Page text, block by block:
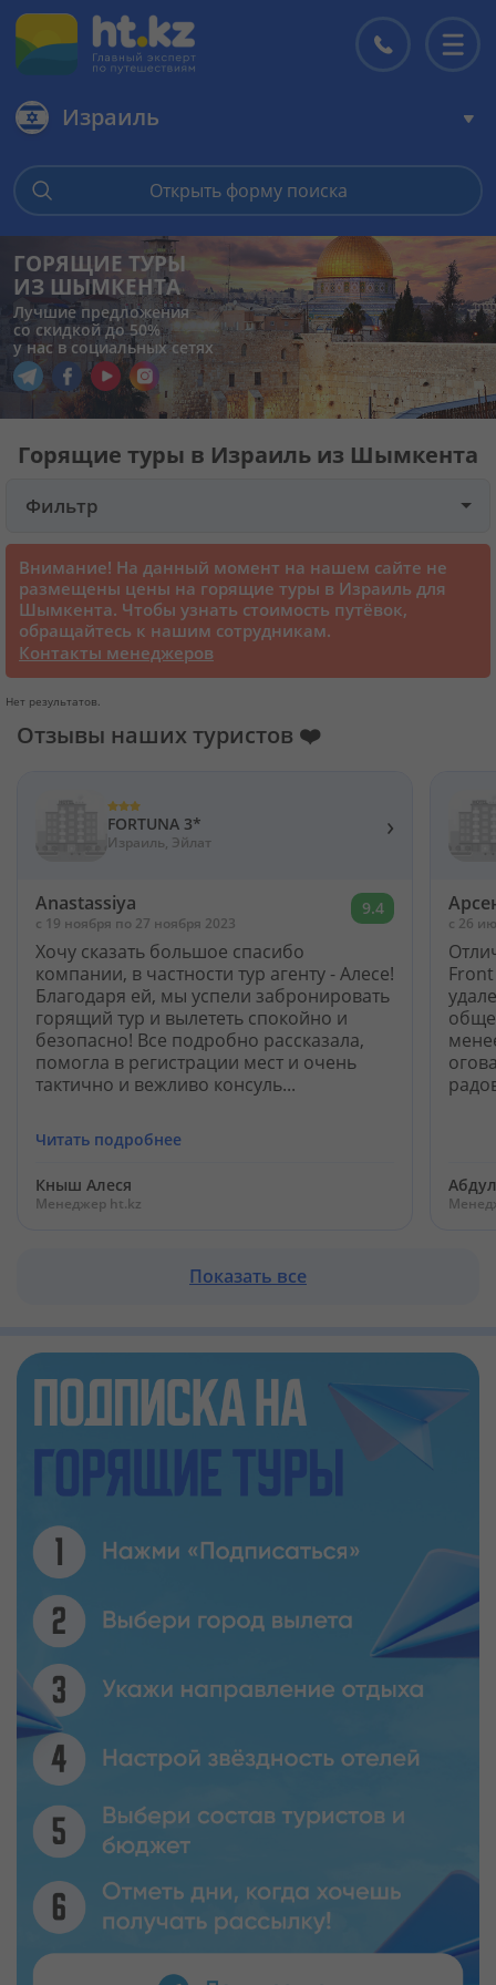
Горящие туры
Цены на туры
Страны
Туры
Круизы
Статьи
70131 отзыв наших туристов
Сертификаты
О нас
Контакты
Кабинет туриста
Валюта: KZT USD EUR
Загрузить приложение из App Store
Израиль
Открыть форму поиска
ГОРЯЩИЕ ТУРЫ
ИЗ ШЫМКЕНТА
Лучшие предложения
со скидкой до 50%
у нас в социальных сетях
Перейти в наш Telegram
Перейти в наш Facebook
Перейти в наш YouTube
Перейти в наш Instagram
Горящие туры в Израиль из Шымкента
Фильтр
Внимание! На данный момент на нашем сайте не
размещены цены на горящие туры в Израиль для
Шымкента. Чтобы узнать стоимость путёвок,
обращайтесь к нашим сотрудникам.
Контакты менеджеров
Нет результатов.
Отзывы наших туристов ❤️
FORTUNA 3*
Израиль, Эйлат ›
Anastassiya
c 19 ноября по 27 ноября 2023
9.4
Хочу сказать большое спасибо
компании, в частности тур агенту - Алесе!
Благодаря ей, мы успели забронировать
горящий тур и вылететь спокойно и
безопасно! Все подробно рассказала,
помогла в регистрации мест и очень
тактично и вежливо консуль...
Читать подробнее
Кныш Алеся
Менеджер ht.kz
c 26
Показать все